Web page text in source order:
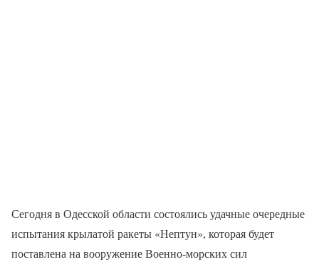
Сегодня в Одесской области состоялись удачные очередные
испытания крылатой ракеты «Нептун», которая будет
поставлена на вооружение Военно-морских сил